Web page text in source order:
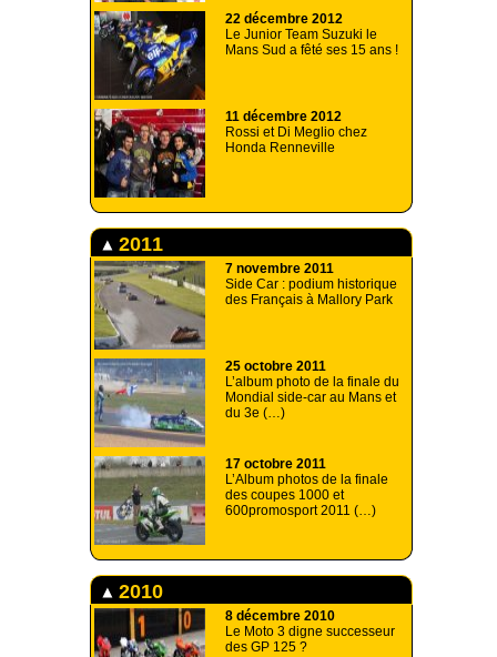
22 décembre 2012
Le Junior Team Suzuki le
Mans Sud a fêté ses 15 ans !
11 décembre 2012
Rossi et Di Meglio chez
Honda Renneville
2011
7 novembre 2011
Side Car : podium historique
des Français à Mallory Park
25 octobre 2011
L’album photo de la finale du
Mondial side-car au Mans et
du 3e (…)
17 octobre 2011
L’Album photos de la finale
des coupes 1000 et
600promosport 2011 (…)
2010
8 décembre 2010
Le Moto 3 digne successeur
des GP 125 ?